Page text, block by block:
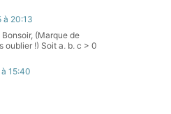
à la méthode
signe;
à 20:13
(Marque de
oublier !) Soit a, b, c > 0
+ \dfrac{1}{b} = a +
= b(1 +
15:40